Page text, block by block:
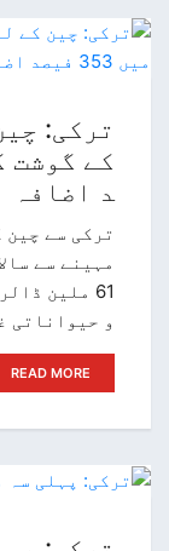
ترکی:
د اضافہ
ترکی سے
61 ملین
و حیواناتی
READ MORE